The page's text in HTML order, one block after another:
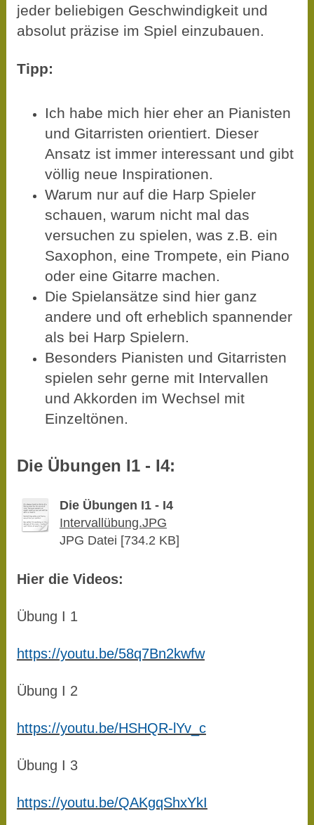
jeder beliebigen Geschwindigkeit und
absolut präzise im Spiel einzubauen.
Tipp:
Ich habe mich hier eher an Pianisten
und Gitarristen orientiert. Dieser
Ansatz ist immer interessant und gibt
völlig neue Inspirationen.
Warum nur auf die Harp Spieler
schauen, warum nicht mal das
versuchen zu spielen, was z.B. ein
Saxophon, eine Trompete, ein Piano
oder eine Gitarre machen.
Die Spielansätze sind hier ganz
andere und oft erheblich spannender
als bei Harp Spielern.
Besonders Pianisten und Gitarristen
spielen sehr gerne mit Intervallen
und Akkorden im Wechsel mit
Einzeltönen.
Die Übungen I1 - I4:
Die Übungen I1 - I4
Intervallübung.JPG
JPG Datei [734.2 KB]
Hier die Videos:
Übung I 1
https://youtu.be/58q7Bn2kwfw
Übung I 2
https://youtu.be/HSHQR-lYv_c
Übung I 3
https://youtu.be/QAKgqShxYkI